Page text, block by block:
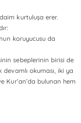
kurtuluşa erer.
koruyucusu da
sebeplerinin birisi de
devamlı okuması, iki ya
Kur’an’da bulunan hem